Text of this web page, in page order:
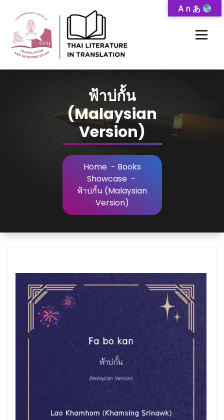
Content
ฟ้าบ่กั้น
(Malaysian
Version)
Home- Books
Showcase -
ฟ้าบ่กั้น (Malaysian
Version)
A ก あ